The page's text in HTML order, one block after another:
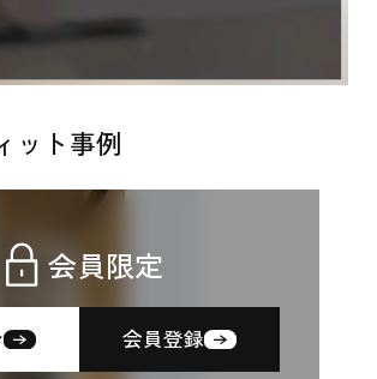
ット事例
会員限定
会員登録